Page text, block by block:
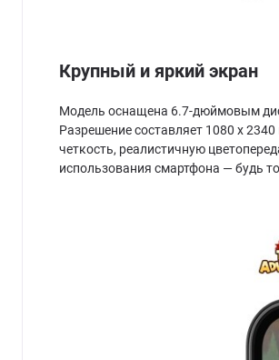
Крупный и яркий экран
Модель оснащена 6.7-дюймовым
Разрешение составляет 1080 х
четкость, реалистичную
использования смартфона — будь